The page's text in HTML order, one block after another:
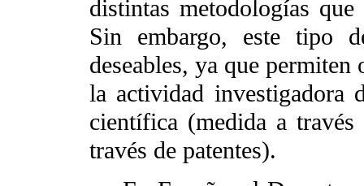
distintas metodologías
Sin embargo, este tipo
deseables, ya que
la actividad investigadora
científica (medida a
través de patentes).